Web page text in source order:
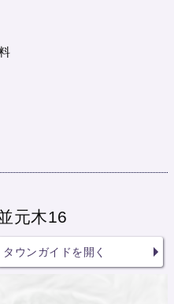
元木16
タウンガイドを開く